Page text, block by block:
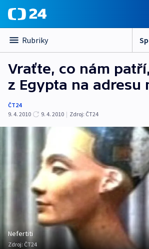
Rubriky
Vraťte, co nám
z Egypta na adresu
ČT24
9. 4. 2010
9. 4. 2010 | Zdroj: ČT24
Nefertiti
Zdroj: ČT24